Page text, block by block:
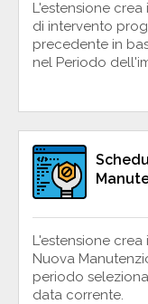
L'estensione
di intervento
precedente in
nel Periodo
L'estensione
Nuova
periodo
data corrente.